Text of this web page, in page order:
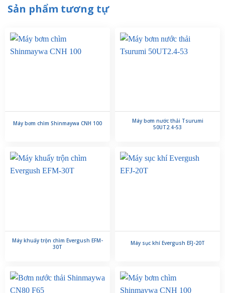
Sản phẩm tương tự
Máy bơm chìm Shinmaywa CNH 100
Máy bơm nước thải Tsurumi
50UT2.4-53
Máy khuấy trộn chìm Evergush EFM-
30T
Máy sục khí Evergush EFJ-20T